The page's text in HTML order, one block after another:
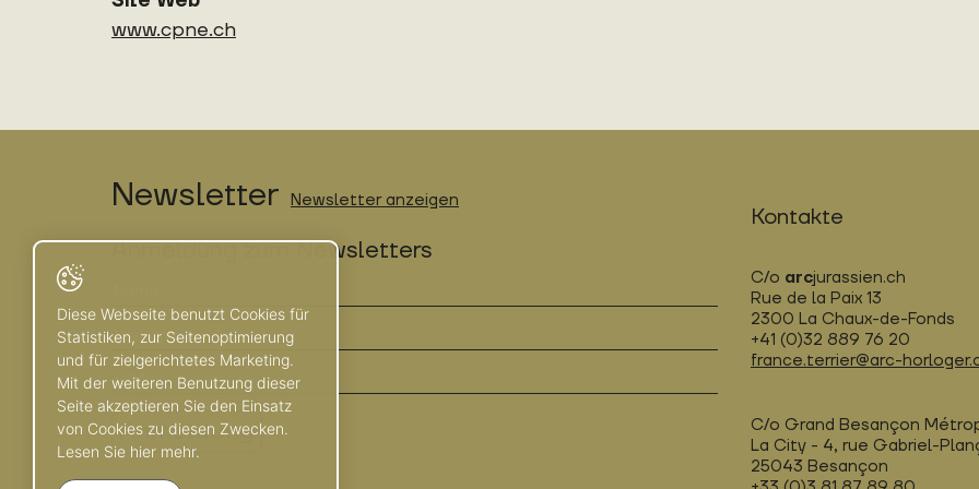
www.cpne.ch
Newsletter Newsletter anzeigen
Anmeldung zum Newsletters
Kontakte
C/o arcjurassien.ch
Rue de la Paix 13
2300 La Chaux-de-Fonds
+41 (0)32 889 76 20
france.terrier@arc-
C/o Grand Besançon
La City - 4, rue Gabriel-
25043 Besançon
Diese Webseite benutzt Cookies für
Statistiken, zur Seitenoptimierung
und für zielgerichtetes Marketing.
Mit der weiteren Benutzung dieser
Seite akzeptieren Sie den Einsatz
von Cookies zu diesen Zwecken.
Lesen Sie hier mehr.